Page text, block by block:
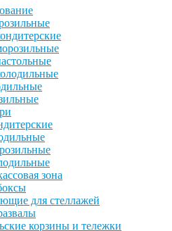
зона
для стеллажей
корзины и тележки